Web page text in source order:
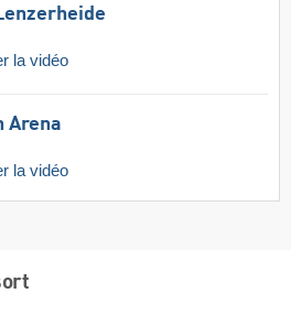
la vidéo
Arena
la vidéo